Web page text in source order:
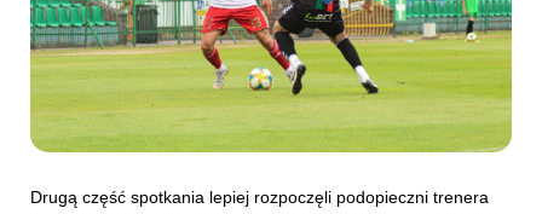
Drugą część spotkania lepiej rozpoczęli podopieczni trenera